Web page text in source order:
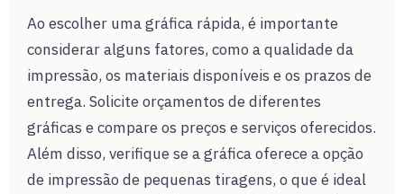
Ao escolher uma gráfica rápida, é importante
considerar alguns fatores, como a qualidade da
impressão, os materiais disponíveis e os prazos de
entrega. Solicite orçamentos de diferentes
gráficas e compare os preços e serviços oferecidos.
Além disso, verifique se a gráfica oferece a opção
de impressão de pequenas tiragens, o que é ideal